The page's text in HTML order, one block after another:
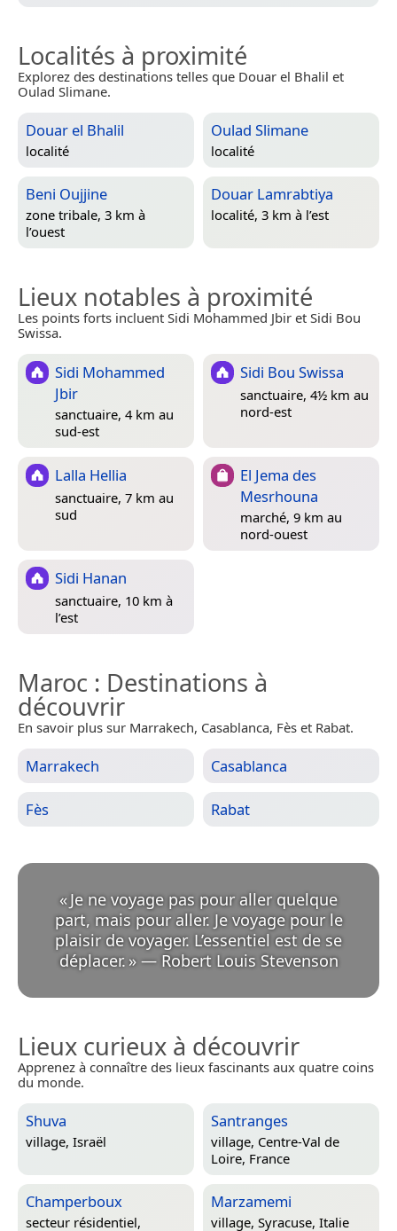
Localités à proximité
Explorez des destinations telles que Douar el Bhalil et
Oulad Slimane.
Douar el Bhalil
localité
Oulad Slimane
localité
Beni Oujjine
zone tribale, 3 km à
l’ouest
Douar Lamrabtiya
localité, 3 km à l’est
Lieux notables à proximité
Les points forts incluent Sidi Mohammed Jbir et Sidi Bou
Swissa.
Sidi Mohammed
Jbir
sanctuaire, 4 km au
sud-est
Sidi Bou Swissa
sanctuaire, 4½ km au
nord-est
Lalla Hellia
sanctuaire, 7 km au
sud
El Jema des
Mesrhouna
marché, 9 km au
nord-ouest
Sidi Hanan
sanctuaire, 10 km à
l’est
Maroc : Destinations à
découvrir
En savoir plus sur Marrakech, Casablanca, Fès et Rabat.
Marrakech Casablanca
Fès Rabat
«Je ne voyage pas pour aller quelque
part, mais pour aller. Je voyage pour le
plaisir de voyager. L’essentiel est de se
déplacer. » — Robert Louis Stevenson
Lieux curieux à découvrir
Apprenez à connaître des lieux fascinants aux quatre coins
du monde.
Shuva
village, Israël
Santranges
village, Centre-Val de
Loire, France
Champerboux
secteur résidentiel,
Marzamemi
village, Syracuse, Italie